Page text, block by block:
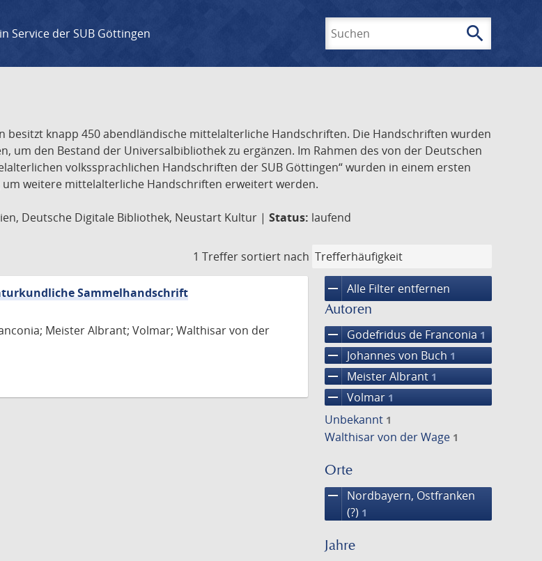
Service der SUB Göttingen search
knapp 450 abendländische mittelalterliche Handschriften. Die Handschriften wurden
um den Bestand der Universalbibliothek zu ergänzen. Im Rahmen des von der Deutschen
volkssprachlichen Handschriften der SUB Göttingen“ wurden in einem ersten
weitere mittelalterliche Handschriften erweitert werden.
Deutsche Digitale Bibliothek, Neustart Kultur | Status: laufend
1 Treffer sortiert nach
remove Alle Filter entfernen
Autoren
remove Godefridus de Franconia 1
remove Johannes von Buch 1
remove Meister Albrant 1
remove Volmar 1
Unbekannt 1
Walthisar von der Wage 1
Orte
remove
Nordbayern, Ostfranken
(?) 1
Jahre
Sammelhandschrift
Meister Albrant; Volmar; Walthisar von der